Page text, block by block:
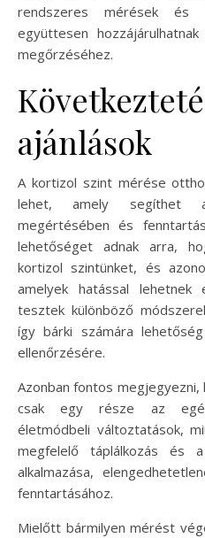
rendszeres mérések és
együttesen
megőrzéséhez.
ajánlások
A kortizol szint mérése
lehet, amely segíthet
megértésében és
lehetőséget adnak arra,
kortizol szintünket, és
amelyek hatással lehetnek
tesztek különböző
így bárki számára
ellenőrzésére.
Azonban fontos
csak egy része az
életmódbeli változtatások,
megfelelő táplálkozás és
alkalmazása,
fenntartásához.
Mielőtt bármilyen mérést